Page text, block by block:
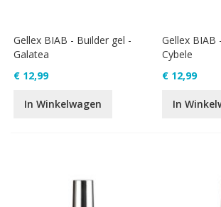
Gellex BIAB - Builder gel -
Galatea
€ 12,99
In Winkelwagen
Gellex BIAB
Cybele
€ 12,99
In